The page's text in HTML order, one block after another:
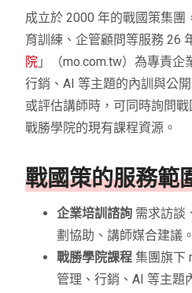
成立於 2000 年的戰國策集團
育訓練、企管顧問等服務 26
院 」（mo.com.tw）為專責企
行銷、AI 等主題的內訓與公
或評估講師時，可同時詢問
戰勝學院的現有課程資源。
戰國策的服務範
企業培訓諮詢 需求訪談
劃協助、講師媒合建議。
戰勝學院課程 集團旗下
管理、行銷、AI 等主題